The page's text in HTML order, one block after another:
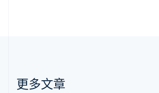
更多文章
English Italiano
拉脱维亚